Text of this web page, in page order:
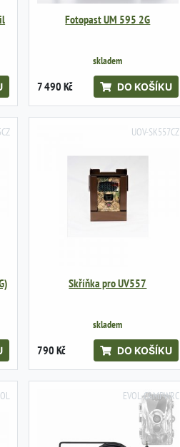
Fotopast UM 595 2G
skladem
7 490 Kč DO KOŠÍKU
UOV-SK557CZ
Skříňka pro UV557
skladem
790 Kč DO KOŠÍKU
EVOL-CAMPWRC